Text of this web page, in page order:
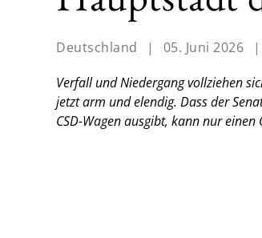
Deutschland | 05. Juni 2026 |
Verfall und Niedergang vollziehen
jetzt arm und elendig. Dass der
CSD-Wagen ausgibt, kann nur einen